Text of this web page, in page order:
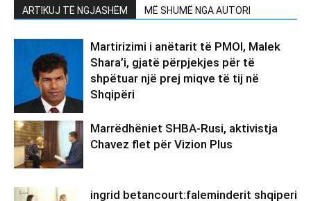
ARTIKUJ TË NGJASHËM MË SHUMË NGA AUTORI
Martirizimi i anëtarit të PMOI, Malek
Shara’i, gjatë përpjekjes për të
shpëtuar një prej miqve të tij në
Shqipëri
Marrëdhëniet SHBA-Rusi, aktivistja
Chavez flet për Vizion Plus
ingrid betancourt:faleminderit shqiperi